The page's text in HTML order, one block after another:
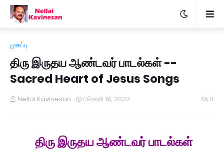
முகப்பு
திரு இருதய ஆண்டவர் பாடல்கள் --
Sacred Heart of Jesus Songs
Nellai Kavinesan பிப்ரவரி 19, 2022 0
திரு இருதய ஆண்டவர் பாடல்கள்